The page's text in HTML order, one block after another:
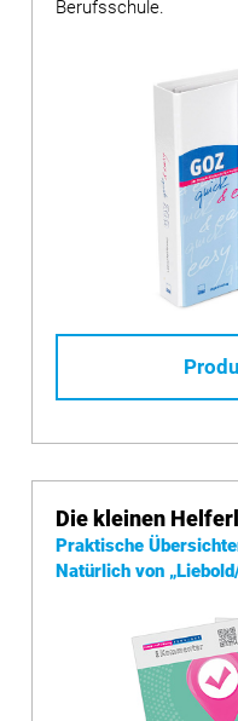
Berufsschule.
Die kleinen
Praktische
Natürlich von